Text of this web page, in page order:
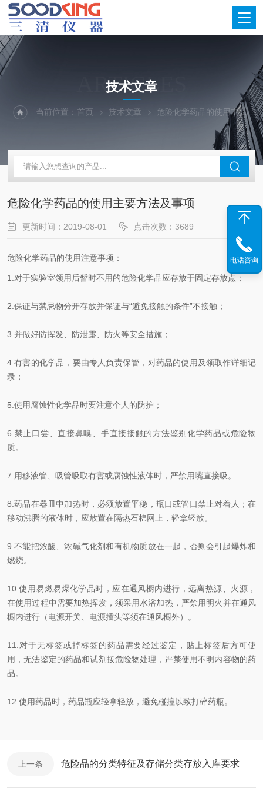
ARTICLES
技术文章
当前位置：首页 技术文章 危险化学药品的使用主要方法及事项
危险化学药品的使用主要方法及事项
更新时间：2019-08-01 点击次数：3689
危险化学药品的使用注意事项：
1. 对于实验室领用后暂时不用的危险化学品应存放于固定存放点；
2. 保证与禁忌物分开存放并保证与“避免接触的条件”不接触；
3. 并做好防挥发、防泄露、防火等安全措施；
4. 有害的化学品，要由专人负责保管，对药品的使用及领取作详细记
录；
5. 使用腐蚀性化学品时要注意个人的防护；
6. 禁止口尝、直接鼻嗅、手直接接触的方法鉴别化学药品或危险物
质。
7. 用移液管、吸管吸取有害或腐蚀性液体时，严禁用嘴直接吸。
8. 药品在器皿中加热时，必须放置平稳，瓶口或管口禁止对着人；在
移动沸腾的液体时，应放置在隔热石棉网上，轻拿轻放。
9. 不能把浓酸、浓碱气化剂和有机物质放在一起，否则会引起爆炸和
燃烧。
10. 使用易燃易爆化学品时，应在通风橱内进行，远离热源、火源，
在使用过程中需要加热挥发，须采用水浴加热，严禁用明火并在通风
橱内进行（电源开关、电源插头等须在通风橱外）。
11. 对于无标签或掉标签的药品需要经过鉴定，贴上标签后方可使
用，无法鉴定的药品和试剂按危险物处理，严禁使用不明内容物的药
品。
12. 使用药品时，药品瓶应轻拿轻放，避免碰撞以致打碎药瓶。
上一条 危险品的分类特征及存储分类存放入库要求
电话咨询